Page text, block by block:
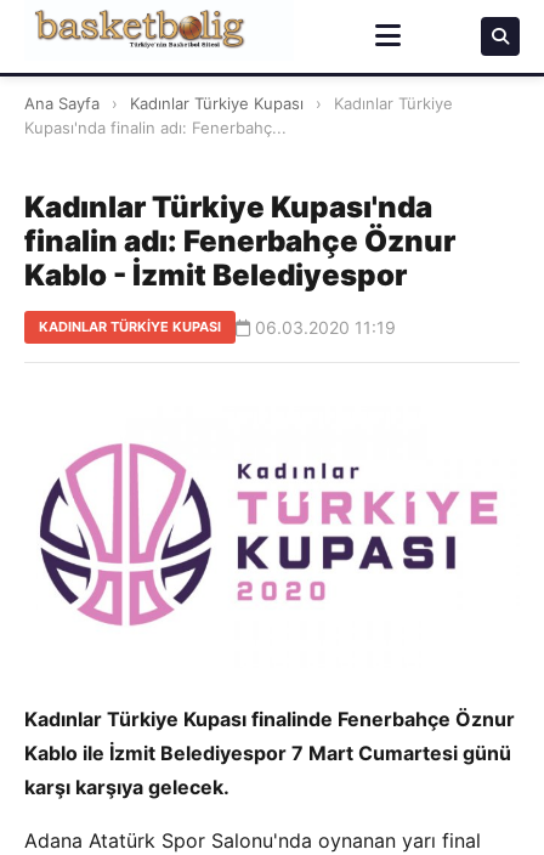
Ana Sayfa › Kadınlar Türkiye Kupası ›
Kadınlar Türkiye
Kupası'nda finalin adı: Fenerbahç...
Kadınlar Türkiye Kupası'nda
finalin adı: Fenerbahçe Öznur
Kablo - İzmit Belediyespor
KADINLAR TÜRKIYE KUPASI 06.03.2020 11:19
Kadınlar Türkiye Kupası finalinde Fenerbahçe Öznur
Kablo ile İzmit Belediyespor 7 Mart Cumartesi günü
karşı karşıya gelecek.
Adana Atatürk Spor Salonu'nda oynanan yarı final